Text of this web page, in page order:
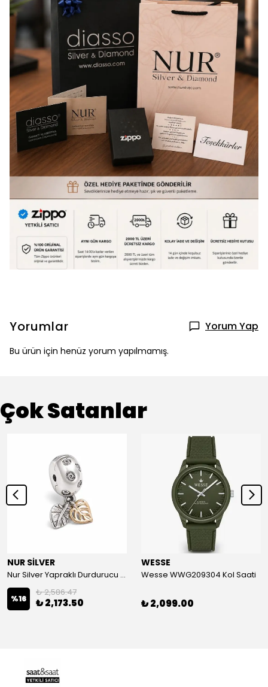
Yorumlar Yorum Yap
Bu ürün için henüz yorum yapılmamış.
Çok Satanlar
NUR SİLVER
Nur Silver Yapraklı Durdurucu Gümüş Charm - NUR-CM00501
%16
₺ 2,586.47
₺ 2,173.50
WESSE
Wesse WWG209304 Kol Saati
₺ 2,099.00